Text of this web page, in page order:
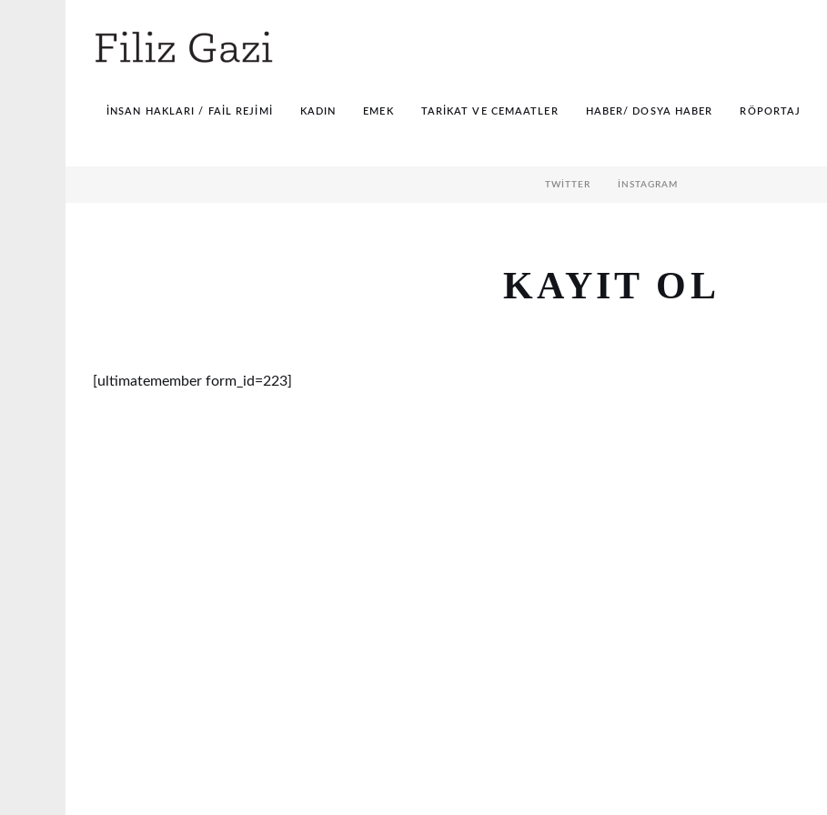
İNSAN HAKLARI / FAIL REJIMI KADIN EMEK TARIKAT VE CEMAATLER HABER/ DOSYA HABER RÖPORTAJ
TWITTER İNSTAGRAM
KAYIT OL
[ultimatemember form_id=223]